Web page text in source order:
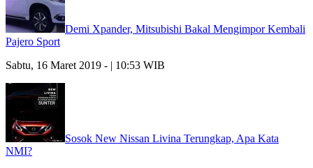
Demi Xpander, Mitsubishi Bakal Mengimpor Kembali
Pajero Sport
Sabtu, 16 Maret 2019 - | 10:53 WIB
Sosok New Nissan Livina Terungkap, Apa Kata
NMI?